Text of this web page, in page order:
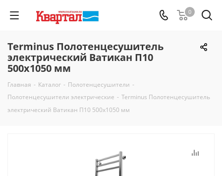
0
Terminus Полотенцесушитель
электрический Ватикан П10
500х1050 мм
Главная - Каталог - Полотенцесушители -
Полотенцесушители электрические - Terminus Полотенцесушитель
электрический Ватикан П10 500х1050 мм